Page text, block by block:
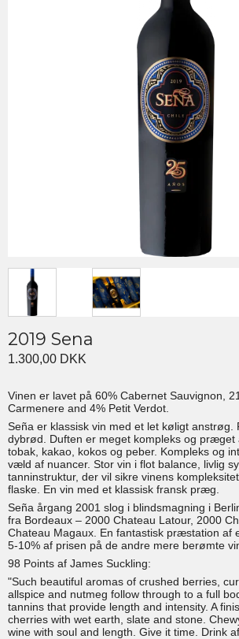
2019 Sena
1.300,00 DKK
Vinen er lavet på 60% Cabernet Sauvignon,
Carmenere and 4% Petit Verdot.
Seña er klassisk vin med et let køligt anstrøg.
dybrød. Duften er meget kompleks og præget
tobak, kakao, kokos og peber. Kompleks og
væld af nuancer. Stor vin i flot balance, livlig
tanninstruktur, der vil sikre vinens
flaske. En vin med et klassisk fransk præg.
Seña årgang 2001 slog i blindsmagning i
fra Bordeaux – 2000 Chateau Latour, 2000
Chateau Magaux. En fantastisk præstation af
5-10% af prisen på de andre mere berømte
98 Points af James Suckling:
"Such beautiful aromas of crushed berries,
allspice and nutmeg follow through to a full
tannins that provide length and intensity. A
cherries with wet earth, slate and stone.
wine with soul and length. Give it time. Drink